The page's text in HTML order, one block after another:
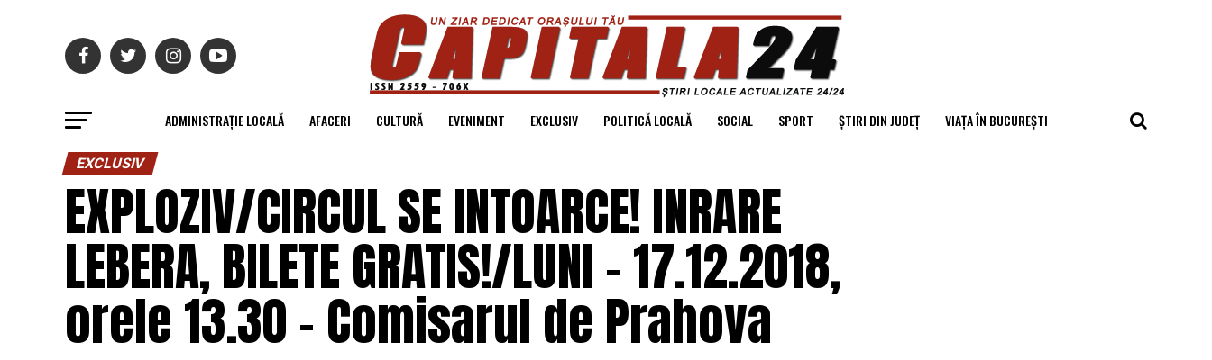
ADMINISTRAȚIE LOCALĂ AFACERI CULTURĂ EVENIMENT EXCLUSIV POLITICĂ LOCALĂ SOCIAL SPORT ȘTIRI DIN JUDEȚ VIAȚA ÎN BUCUREȘTI
EXCLUSIV
EXPLOZIV/CIRCUL SE INTOARCE! INRARE
LEBERA, BILETE GRATIS!/LUNI – 17.12.2018,
orele 13.30 – Comisarul de Prahova